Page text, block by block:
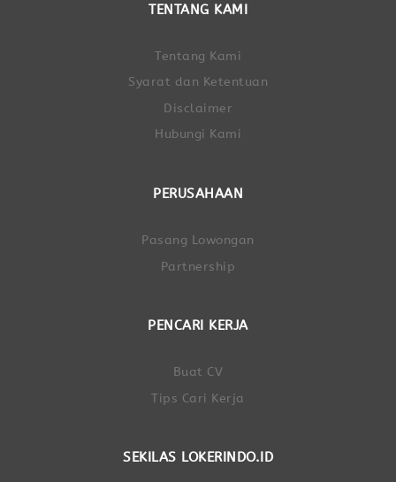
TENTANG KAMI
Tentang Kami
Syarat dan Ketentuan
Disclaimer
Hubungi Kami
PERUSAHAAN
Pasang Lowongan
Partnership
PENCARI KERJA
Buat CV
Tips Cari Kerja
SEKILAS LOKERINDO.ID